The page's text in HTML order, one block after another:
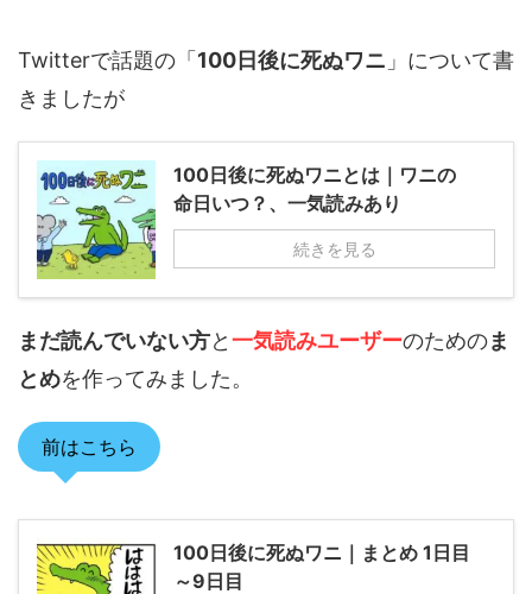
Twitterで話題の「 100日後に死ぬワニ 」について書
きましたが
100日後に死ぬワニとは｜ワニの
命日いつ？、一気読みあり
続きを見る
まだ読んでいない方と一気読みユーザーのためのま
とめを作ってみました。
前はこちら
100日後に死ぬワニ｜まとめ 1日目
～9日目